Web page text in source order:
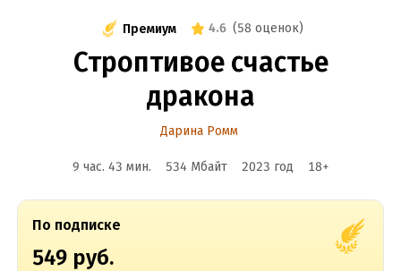
Премиум 4.6 (58 оценок)
Строптивое счастье
дракона
Дарина Ромм
9 час. 43 мин. 534 Мбайт 2023 год 18+
По подписке
549 руб.